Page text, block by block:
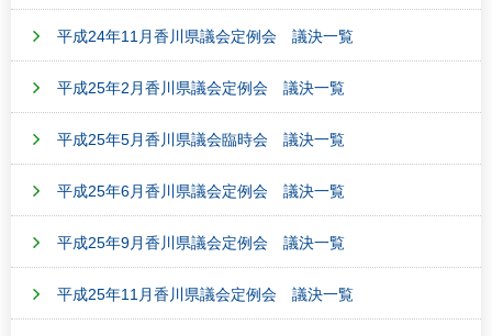
平成24年11月香川県議会定例会 議決一覧
平成25年2月香川県議会定例会 議決一覧
平成25年5月香川県議会臨時会 議決一覧
平成25年6月香川県議会定例会 議決一覧
平成25年9月香川県議会定例会 議決一覧
平成25年11月香川県議会定例会 議決一覧